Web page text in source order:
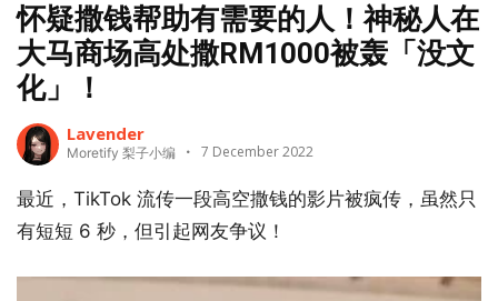
怀疑撒钱帮助有需要的人！神秘人在
大马商场高处撒RM1000被轰「没文
化」！
Lavender
Moretify 梨子小编 7 December 2022
最近，TikTok 流传一段高空撒钱的影片被疯传，虽然只
有短短 6 秒，但引起网友争议！